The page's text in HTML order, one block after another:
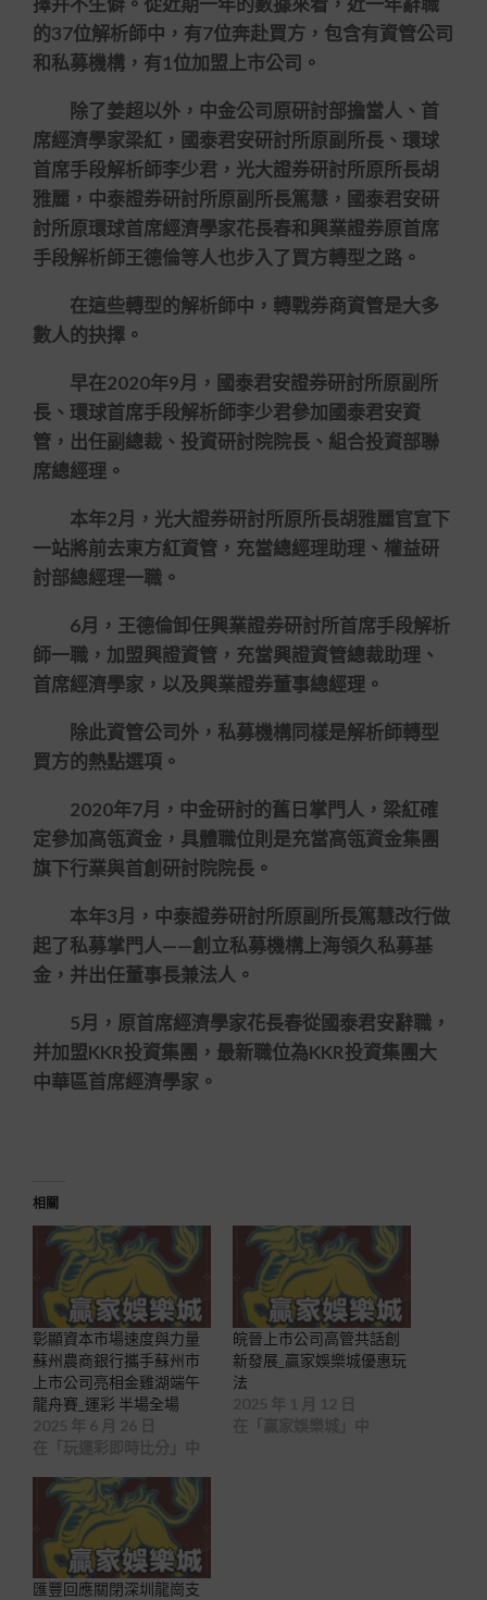
的37位解析師中，有7位奔赴買方，包含有資管公司
和私募機構，有1位加盟上市公司。
除了姜超以外，中金公司原研討部擔當人、首
席經濟學家梁紅，國泰君安研討所原副所長、環球
首席手段解析師李少君，光大證券研討所原所長胡
雅麗，中泰證券研討所原副所長篤慧，國泰君安研
討所原環球首席經濟學家花長春和興業證券原首席
手段解析師王德倫等人也步入了買方轉型之路。
在這些轉型的解析師中，轉戰券商資管是大多
數人的抉擇。
早在2020年9月，國泰君安證券研討所原副所
長、環球首席手段解析師李少君參加國泰君安資
管，出任副總裁、投資研討院院長、組合投資部聯
席總經理。
本年2月，光大證券研討所原所長胡雅麗官宣下
一站將前去東方紅資管，充當總經理助理、權益研
討部總經理一職。
6月，王德倫卸任興業證券研討所首席手段解析
師一職，加盟興證資管，充當興證資管總裁助理、
首席經濟學家，以及興業證券董事總經理。
除此資管公司外，私募機構同樣是解析師轉型
買方的熱點選項。
2020年7月，中金研討的舊日掌門人，梁紅確
定參加高瓴資金，具體職位則是充當高瓴資金集團
旗下行業與首創研討院院長。
本年3月，中泰證券研討所原副所長篤慧改行做
起了私募掌門人——創立私募機構上海領久私募基
金，并出任董事長兼法人。
5月，原首席經濟學家花長春從國泰君安辭職，
并加盟KKR投資集團，最新職位為KKR投資集團大
中華區首席經濟學家。
相關
彰顯資本市場速度與力量
蘇州農商銀行攜手蘇州市
上市公司亮相金雞湖端午
龍舟賽_運彩 半場全場
皖晉上市公司高管共話創
新發展_贏家娛樂城優惠玩
法
匯豐回應關閉深圳龍崗支